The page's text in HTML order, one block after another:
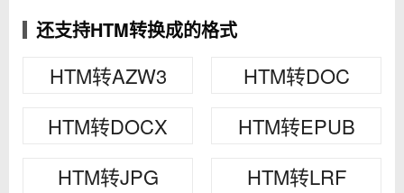
还支持HTM转换成的格式
HTM转AZW3
HTM转DOC
HTM转DOCX
HTM转EPUB
HTM转JPG
HTM转LRF